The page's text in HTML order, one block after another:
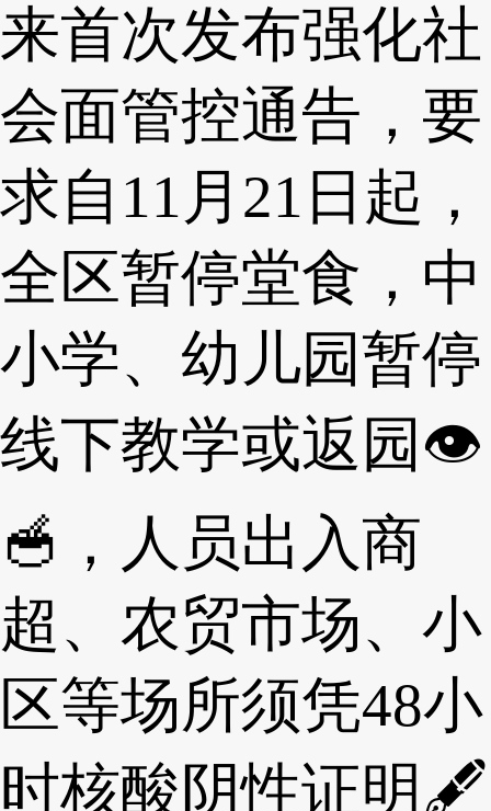
来首次发布强化社
会面管控通告，要
求自11月21日起，
全区暂停堂食，中
小学、幼儿园暂停
线下教学或返园👁
🥣，人员出入商
超、农贸市场、小
区等场所须凭48小
时核酸阴性证明🖋